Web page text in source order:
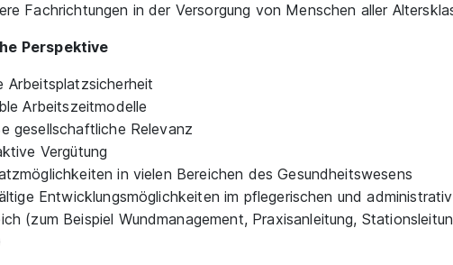
Fachrichtungen in der Versorgung von Menschen aller
Perspektive
Arbeitsplatzsicherheit
Arbeitszeitmodelle
gesellschaftliche Relevanz
Vergütung
in vielen Bereichen des Gesundheitswesens
Entwicklungsmöglichkeiten im pflegerischen und
(zum Beispiel Wundmanagement, Praxisanleitung,